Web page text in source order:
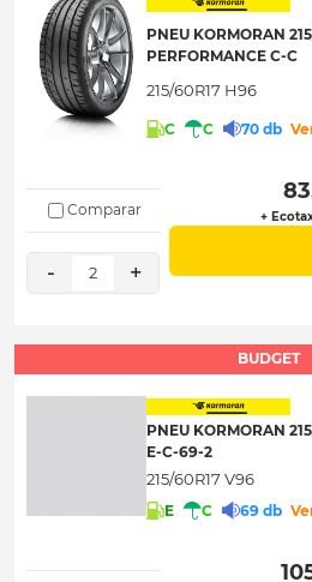
PNEU KORMORAN
PERFORMANCE C-C
215/60R17 H96
C C 70 db
Comparar
- 2 +
+
BUDGET
PNEU KORMORAN
E-C-69-2
215/60R17 V96
E C 69 db